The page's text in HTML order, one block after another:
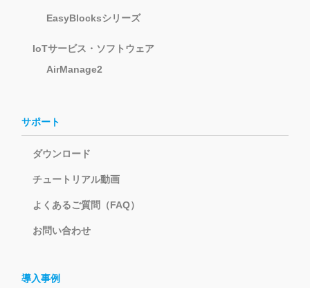
EasyBlocksシリーズ
IoTサービス・ソフトウェア
AirManage2
サポート
ダウンロード
チュートリアル動画
よくあるご質問（FAQ）
お問い合わせ
導入事例